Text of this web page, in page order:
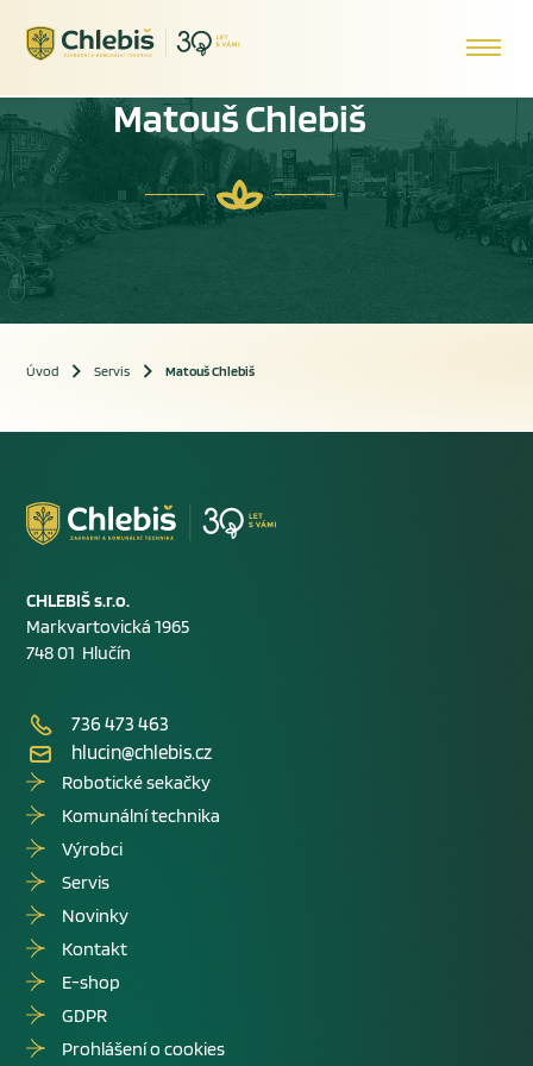
Matouš Chlebiš
Úvod Servis Matouš Chlebiš
CHLEBIŠ s.r.o.
Markvartovická 1965
748 01 Hlučín
736 473 463
hlucin@chlebis.cz
Robotické sekačky
Komunální technika
Výrobci
Servis
Novinky
Kontakt
E-shop
GDPR
Prohlášení o cookies